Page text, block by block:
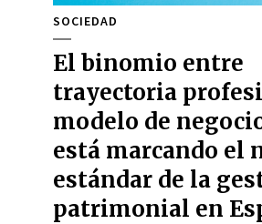
SOCIEDAD
El binomio entre
trayectoria
modelo de
está marcando el
estándar de la
patrimonial en